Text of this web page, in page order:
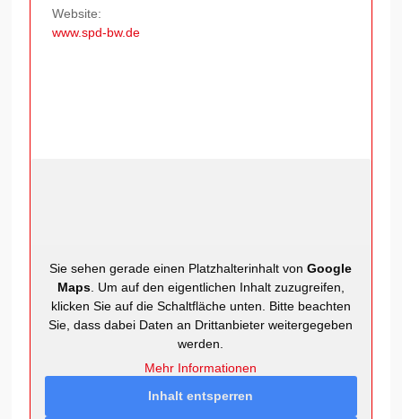
Website:
www.spd-bw.de
Sie sehen gerade einen Platzhalterinhalt vonGoogle
Maps. Um auf den eigentlichen Inhalt zuzugreifen,
klicken Sie auf die Schaltfläche unten. Bitte beachten
Sie, dass dabei Daten an Drittanbieter weitergegeben
werden.
Mehr Informationen
Inhalt entsperren